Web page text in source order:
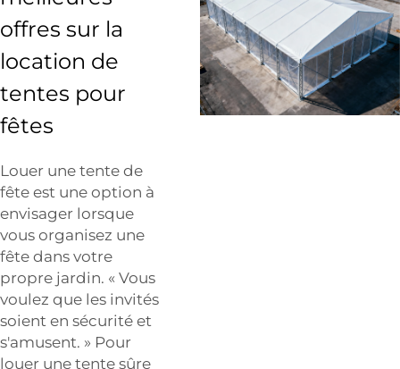
offres sur la
location de
tentes pour
fêtes
Louer une tente de
fête est une option à
envisager lorsque
vous organisez une
fête dans votre
propre jardin. « Vous
voulez que les invités
soient en sécurité et
s'amusent. » Pour
louer une tente sûre